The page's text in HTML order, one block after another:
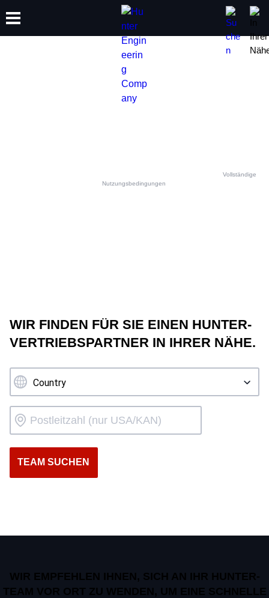
KONTAKTIEREN SIE IHR
Vollständige
Nutzungsbedingungen
WIR FINDEN FÜR SIE EINEN HUNTER-
VERTRIEBSPARTNER IN IHRER NÄHE.
WIR EMPFEHLEN IHNEN, SICH AN IHR HUNTER-
TEAM VOR ORT ZU WENDEN, UM EINE SCHNELLE